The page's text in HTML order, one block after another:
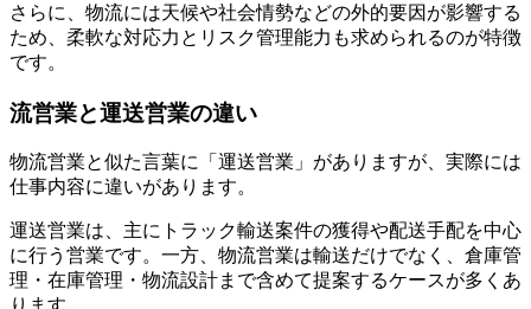
さらに、物流には天候や社会情勢などの外的要因が影響する
ため、柔軟な対応力とリスク管理能力も求められるのが特徴
です。
流営業と運送営業の違い
物流営業と似た言葉に「運送営業」がありますが、実際には
仕事内容に違いがあります。
運送営業は、主にトラック輸送案件の獲得や配送手配を中心
に行う営業です。一方、物流営業は輸送だけでなく、倉庫管
理・在庫管理・物流設計まで含めて提案するケースが多くあ